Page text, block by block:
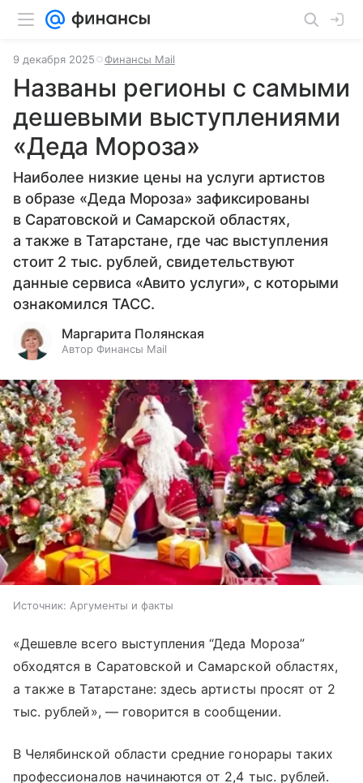
9 декабря 2025 Финансы Mail
Названы регионы с самыми
дешевыми выступлениями
«Деда Мороза»
Наиболее низкие цены на услуги артистов
в образе «Деда Мороза» зафиксированы
в Саратовской и Самарской областях,
а также в Татарстане, где час выступления
стоит 2 тыс. рублей, свидетельствуют
данные сервиса «Авито услуги», с которыми
ознакомился ТАСС.
Маргарита Полянская
Автор Финансы Mail
Источник: Аргументы и факты
«Дешевле всего выступления “Деда Мороза”
обходятся в Саратовской и Самарской областях,
а также в Татарстане: здесь артисты просят от 2
тыс. рублей», — говорится в сообщении.
В Челябинской области средние гонорары таких
профессионалов начинаются от 2,4 тыс. рублей.